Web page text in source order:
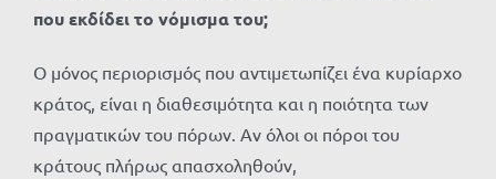
που εκδίδει το νόμισμα του;
Ο μόνος περιορισμός που αντιμετωπίζει ένα κυρίαρχο
κράτος, είναι η διαθεσιμότητα και η ποιότητα των
πραγματικών του πόρων. Αν όλοι οι πόροι του
κράτους πλήρως απασχοληθούν,